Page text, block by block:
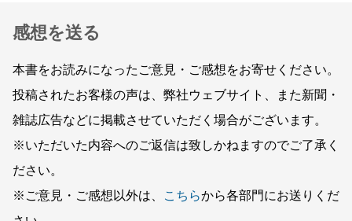
感想を送る
本書をお読みになったご意見・ご感想をお寄せください。
投稿されたお客様の声は、弊社ウェブサイト、また新聞・
雑誌広告などに掲載させていただく場合がございます。
※いただいた内容へのご返信は致しかねますのでご了承く
ださい。
※ご意見・ご感想以外は、
こちらから各部門にお送りくだ